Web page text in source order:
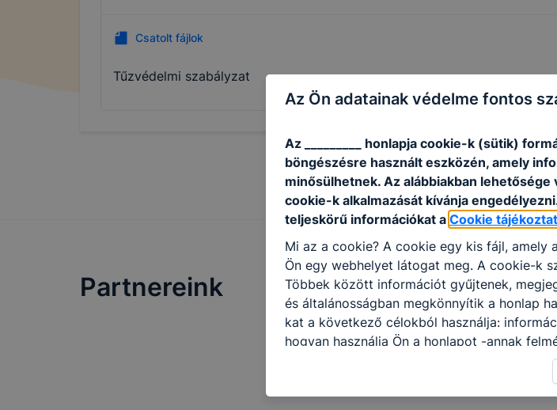
Csatolt fájlok
Tűzvédelmi szabályzat
Partnereink
Az Ön adatainak védelme fontos
Az _________ honlapja cookie-k (sütik)
böngészésre használt eszközén, amely
minősülhetnek. Az alábbiakban
cookie-k alkalmazását kívánja
teljeskörű információkat a Cookie
Mi az a cookie? A cookie egy kis fájl, amely
Ön egy webhelyet látogat meg. A cookie-k
Többek között információt gyűjtenek,
és általánosságban megkönnyítik a honlap
kat a következő célokból használja:
hogyan használja Ön a honlapot -annak
részeit látogatja, vagy használja leginkább,
biztosítsunk Önnek még jobb felhasználói
oldalunkat, honlap fejlesztése. Hogyan